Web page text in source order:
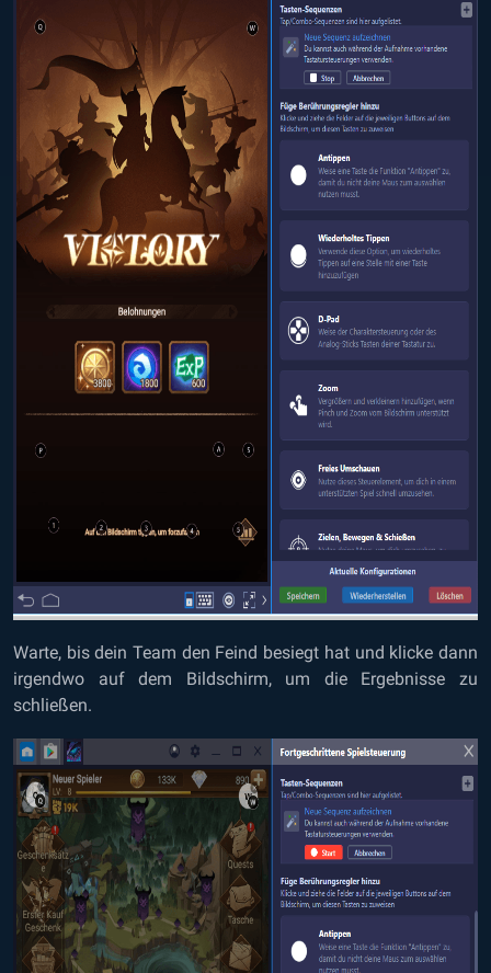
Warte, bis dein Team den Feind besiegt hat und klicke dann
irgendwo auf dem Bildschirm, um die Ergebnisse zu
schließen.